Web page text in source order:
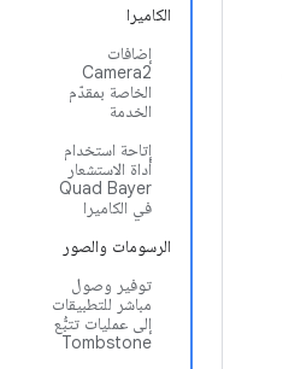
الكاميرا
إضافات
Camera2
الخاصة بمقدّم
الخدمة
إتاحة استخدام
أداة الاستشعار
Quad Bayer
في الكاميرا
الرسومات والصور
توفير وصول
مباشر للتطبيقات
إلى عمليات تتبُّع
Tombstone